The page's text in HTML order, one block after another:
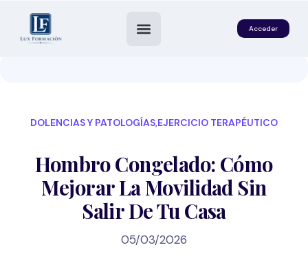
Acceder
DOLENCIAS Y PATOLOGÍAS,EJERCICIO TERAPÉUTICO
Hombro Congelado: Cómo
Mejorar La Movilidad Sin
Salir De Tu Casa
05/03/2026